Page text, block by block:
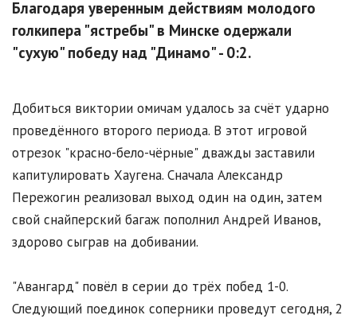
Благодаря уверенным действиям молодого
голкипера "ястребы" в Минске одержали
"сухую" победу над "Динамо" - 0:2.
Добиться виктории омичам удалось за счёт ударно
проведённого второго периода. В этот игровой
отрезок "красно-бело-чёрные" дважды заставили
капитулировать Хаугена. Сначала Александр
Пережогин реализовал выход один на один, затем
свой снайперский багаж пополнил Андрей Иванов,
здорово сыграв на добивании.
"Авангард" повёл в серии до трёх побед 1-0.
Следующий поединок соперники проведут сегодня, 2